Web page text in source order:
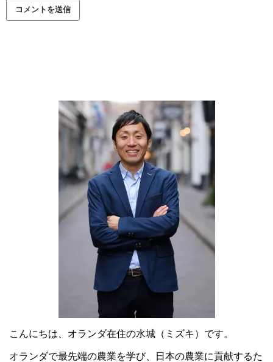
こんにちは、オランダ在住の水城（ミズキ）です。
オランダで最先端の農業を学び、日本の農業に貢献するた